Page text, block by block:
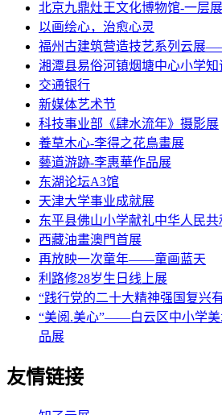
北京九鼎灶王文化博物馆-一层
以画绘心，治愈心灵
福州古建筑营造技艺系列云展
湘潭县易俗河镇烟塘中心小学
交通银行
新媒体艺术节
科技事业部《肆水流年》摄影展
養草木心-李得之花鳥畫展
藝道游跡-李惠華作品展
东湖论坛A3馆
天津大学事业成就展
东平县佛山小学献礼中华人民
西藏油畫澳門首展
再放映一次童年——童画蓝天
利路修28岁生日线上展
“践行党的二十大精神强国复兴
“美阅.美心”——白云区中小学
品展
友情链接